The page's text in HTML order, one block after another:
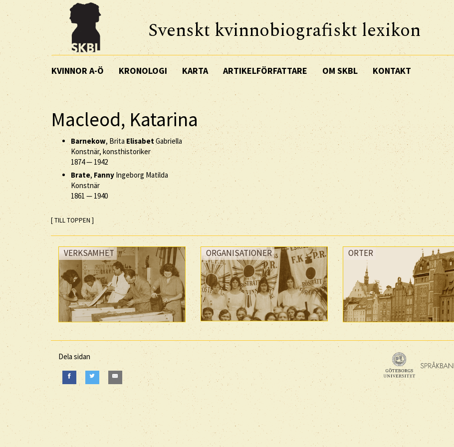
Svenskt kvinnobiografiskt lexikon
KVINNOR A-Ö KRONOLOGI KARTA ARTIKELFÖRFATTARE OM SKBL KONTAKT
Macleod, Katarina
Barnekow, Brita ElisabetGabriella
Konstnär, konsthistoriker
1874— 1942
Brate, Fanny Ingeborg Matilda
Konstnär
1861 — 1940
[ TILL TOPPEN ]
VERKSAMHET ORGANISATIONER ORTER
Dela sidan